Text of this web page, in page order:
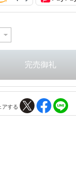
アする